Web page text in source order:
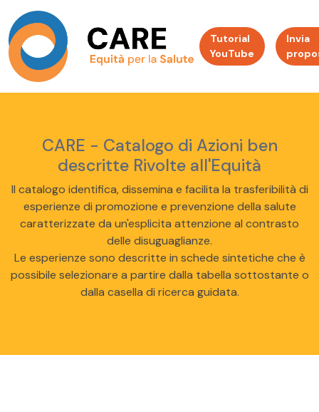
Tutorial
YouTube
Invia
CARE - Catalogo di Azioni ben
descritte Rivolte all'Equità
Il catalogo identifica, dissemina e facilita la trasferibilità di
esperienze di promozione e prevenzione della salute
caratterizzate da un'esplicita attenzione al contrasto
delle disuguaglianze.
Le esperienze sono descritte in schede sintetiche che è
possibile selezionare a partire dalla tabella sottostante o
dalla casella di ricerca guidata.